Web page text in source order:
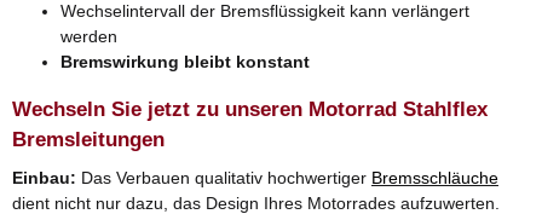
Wechselintervall der Bremsflüssigkeit kann verlängert
werden
Bremswirkung bleibt konstant
Wechseln Sie jetzt zu unseren Motorrad Stahlflex
Bremsleitungen
Einbau: Das Verbauen qualitativ hochwertiger Bremsschläuche
dient nicht nur dazu, das Design Ihres Motorrades aufzuwerten.